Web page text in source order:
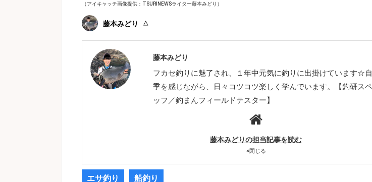
（アイキャッチ画像提供：TSURINEWSライター藤本みどり）
藤本みどり
藤本みどり
フカセ釣りに魅了され、１年中元気に釣りに出掛けています☆
季を感じながら、日々コツコツ楽しく学んでいます。【釣研ス
ッフ／釣まんフィールドテスター】
藤本みどりの担当記事を読む
×閉じる
エサ釣り 船釣り